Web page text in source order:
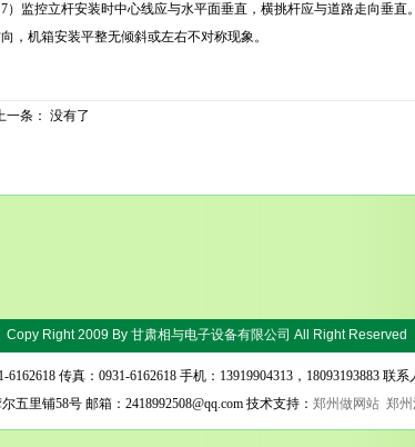
7）监控立杆安装时中心线应与水平面垂直，横挑杆应与道路走向垂
，机箱安装平整无倾斜或左右不对称现象。
一条： 没有了
Copy Right 2009 By甘肃相与电子设备有限公司 All Right Reserved
6162618 传真：0931-6162618 手机：13919904313，18093193883 联
里铺58号 邮箱：2418992508@qq.com 技术支持： 郑州做网站 郑